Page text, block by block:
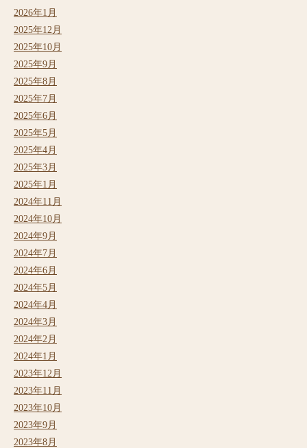
2026年1月
2025年12月
2025年10月
2025年9月
2025年8月
2025年7月
2025年6月
2025年5月
2025年4月
2025年3月
2025年1月
2024年11月
2024年10月
2024年9月
2024年7月
2024年6月
2024年5月
2024年4月
2024年3月
2024年2月
2024年1月
2023年12月
2023年11月
2023年10月
2023年9月
2023年8月